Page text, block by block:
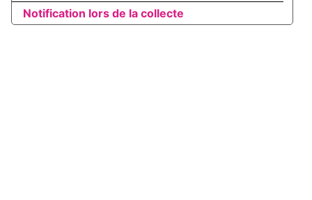
Notification lors de la collecte